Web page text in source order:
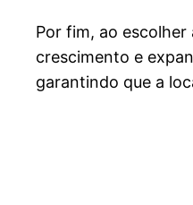
Por fim, ao
crescimento e
garantindo que a